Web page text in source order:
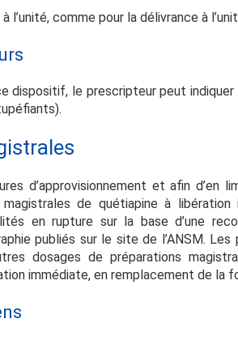
l’unité, comme pour la délivrance à
dispositif, le prescripteur peut
d’approvisionnement et afin d’en
de quétiapine à
en rupture sur la base d’une
publiés sur le site de l’ANSM. Les
dosages de préparations
immédiate, en remplacement de la